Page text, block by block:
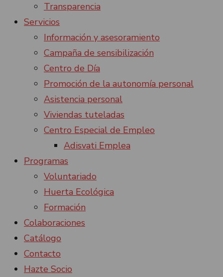
Transparencia
Servicios
Información y asesoramiento
Campaña de sensibilización
Centro de Día
Promoción de la autonomía personal
Asistencia personal
Viviendas tuteladas
Centro Especial de Empleo
Adisvati Emplea
Programas
Voluntariado
Huerta Ecológica
Formación
Colaboraciones
Catálogo
Contacto
Hazte Socio